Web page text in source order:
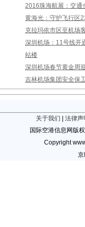
2016珠海航展：交通
黄海光：守护飞行区
克拉玛依市区至机场
深圳机场：11号线开
站楼
深圳机场春节黄金周
吉林机场集团安全保
关于我们
法律声
国际空港信息网版
Copyright